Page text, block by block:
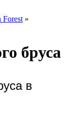
»
бруса